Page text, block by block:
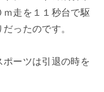
ｍ走を１１秒台で駆
ったのです。
ポーツは引退の時を